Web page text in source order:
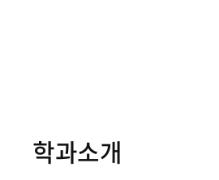
학과소개